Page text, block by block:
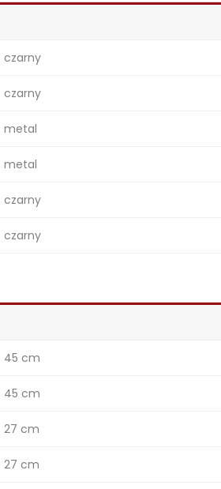
czarny
czarny
metal
metal
czarny
czarny
45 cm
45 cm
27 cm
27 cm